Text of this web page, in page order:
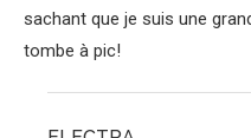
sachant que je suis une
tombe à pic!